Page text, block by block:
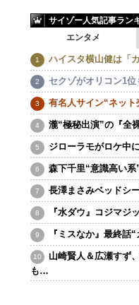
サイゾー人気記事ラン
エンタメ
ハイスタ横山健は「
セクゾがオリコン1
有名人サイン“ネット
瀧“極秘出演”の『全
ジローラモがロケ中
森下千里“意識高い系
長澤まさみベッドシ
『水ダウ』コジマジ
『ミスなか』最終話
山崎賢人＆広瀬すず
も…